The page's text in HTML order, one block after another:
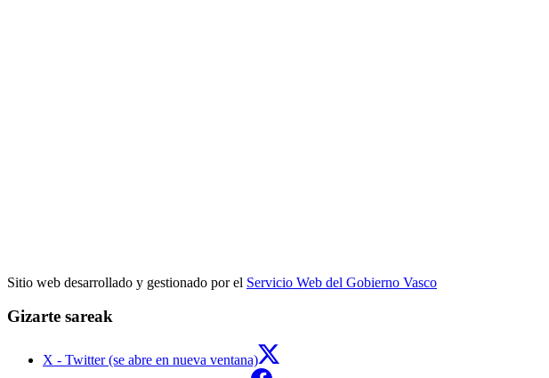
Sitio web desarrollado y gestionado por el Servicio Web del Gobierno Vasco
Gizarte sareak
X - Twitter (se abre en nueva ventana)